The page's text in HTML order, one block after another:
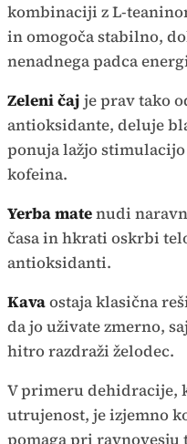
kombinaciji z L-
in omogoča stabilno,
nenadnega padca
Zeleni čaj je prav tako
antioksidante, deluje
ponuja lažjo
kofeina.
Yerba matenudi
časa in hkrati oskrbi
antioksidanti.
Kavaostaja klasična
da jo uživate zmerno,
hitro razdraži želodec.
V primeru dehidracije,
utrujenost, je izjemno